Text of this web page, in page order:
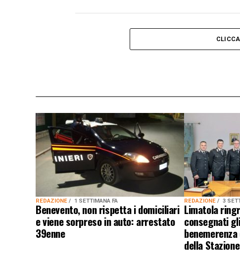
REDAZIONE 1 SETTIMANA FA
Benevento, non rispetta i domiciliari
e viene sorpreso in auto: arrestato
39enne
REDAZIONE 3
Limatola
consegnati
della